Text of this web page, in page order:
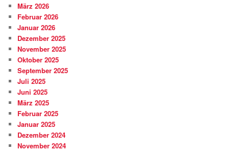
März 2026
Februar 2026
Januar 2026
Dezember 2025
November 2025
Oktober 2025
September 2025
Juli 2025
Juni 2025
März 2025
Februar 2025
Januar 2025
Dezember 2024
November 2024